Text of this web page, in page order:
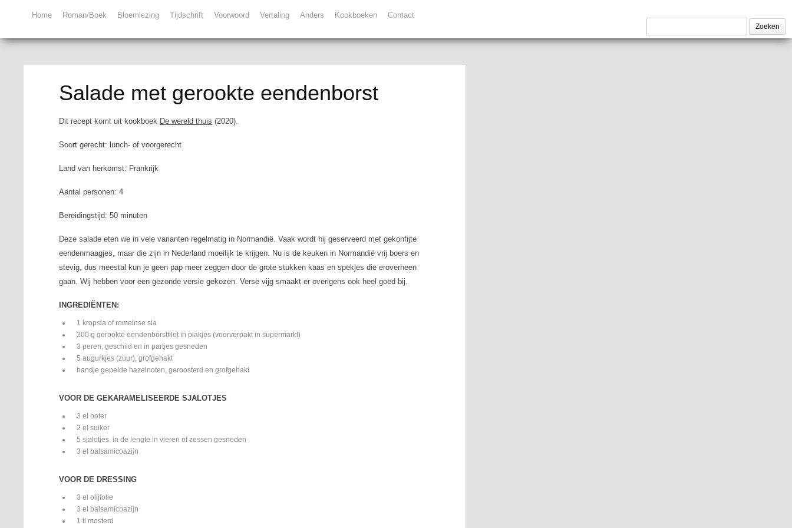
Home Roman/Boek Bloemlezing Tijdschrift Voorwoord Vertaling Anders Kookboeken Contact
Salade met gerookte eendenborst
Dit recept komt uit kookboek De wereld thuis (2020).
Soort gerecht: lunch- of voorgerecht
Land van herkomst: Frankrijk
Aantal personen: 4
Bereidingstijd: 50 minuten
Deze salade eten we in vele varianten regelmatig in Normandië. Vaak wordt hij geserveerd met gekonfijte
eendenmaagjes, maar die zijn in Nederland moeilijk te krijgen. Nu is de keuken in Normandië vrij boers en
stevig, dus meestal kun je geen pap meer zeggen door de grote stukken kaas en spekjes die eroverheen
gaan. Wij hebben voor een gezonde versie gekozen. Verse vijg smaakt er overigens ook heel goed bij.
INGREDIËNTEN:
1 kropsla of romeinse sla
200 g gerookte eendenborstfilet in plakjes (voorverpakt in supermarkt)
3 peren, geschild en in partjes gesneden
5 augurkjes (zuur), grofgehakt
handje gepelde hazelnoten, geroosterd en grofgehakt
VOOR DE GEKARAMELISEERDE SJALOTJES
3 el boter
2 el suiker
5 sjalotjes. in de lengte in vieren of zessen gesneden
3 el balsamicoazijn
VOOR DE DRESSING
3 el olijfolie
3 el balsamicoazijn
1 tl mosterd